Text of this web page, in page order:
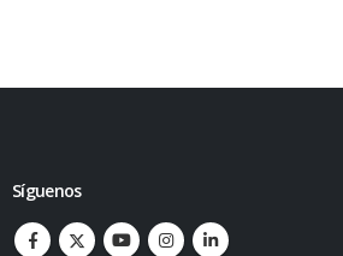
Síguenos